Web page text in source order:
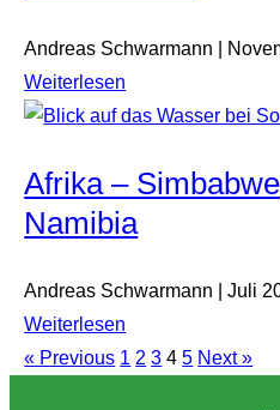
Andreas Schwarmann |
Weiterlesen
Afrika –
Namibia
Andreas Schwarmann | Juli
Weiterlesen
« Previous 1 2 3 4 5 Next »